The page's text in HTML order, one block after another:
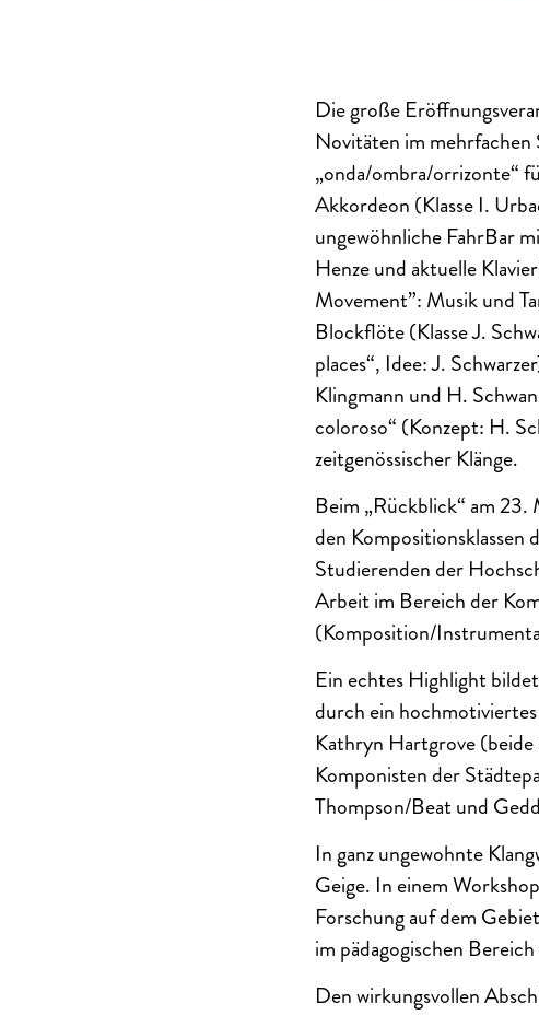
Die große
Novitäten im
„onda/ombra/orrizonte“
Akkordeon (Klasse I.
ungewöhnliche FahrBar
Henze und aktuelle
Movement”: Musik und
Blockflöte (Klasse J.
places“, Idee: J.
Klingmann und H.
coloroso“ (Konzept: H.
zeitgenössischer Klänge.
Beim „Rückblick“ am
den
Studierenden der
Arbeit im Bereich der
(Komposition/
Ein echtes Highlight
durch ein
Kathryn Hartgrove
Komponisten der
Thompson/Beat und
In ganz ungewohnte
Geige. In einem
Forschung auf dem
im pädagogischen
Den wirkungsvollen